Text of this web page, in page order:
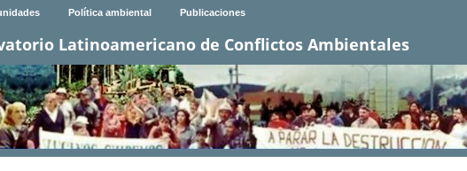
Política ambiental Publicaciones
Latinoamericano de Conflictos Ambientales